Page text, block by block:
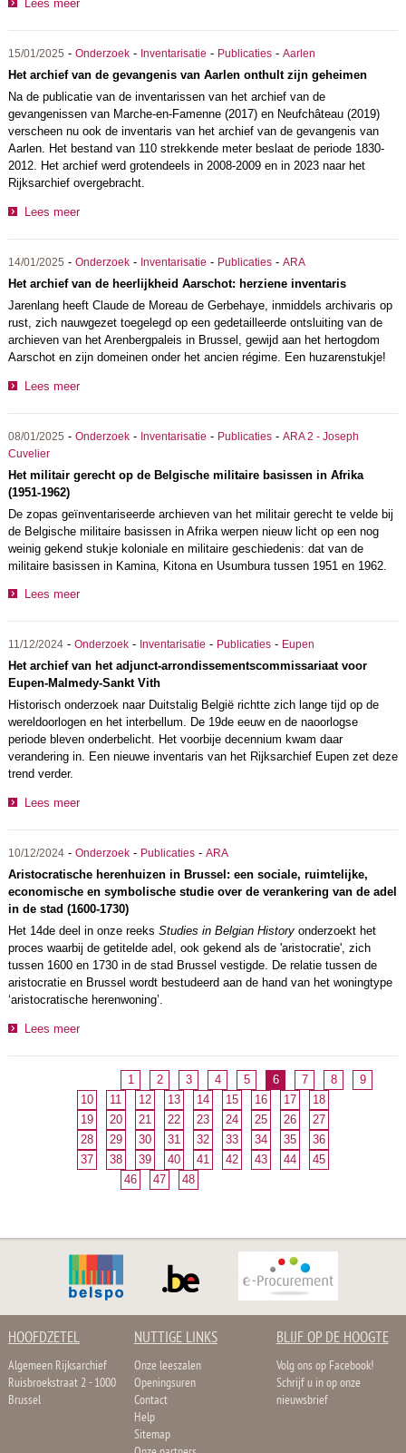
Lees meer
15/01/2025 - Onderzoek- Inventarisatie - Publicaties- Aarlen
Het archief van de gevangenis van Aarlen onthult zijn geheimen
Na de publicatie van de inventarissen van het archief van de
gevangenissen van Marche-en-Famenne (2017) en Neufchâteau (2019)
verscheen nu ook de inventaris van het archief van de gevangenis van
Aarlen. Het bestand van 110 strekkende meter beslaat de periode 1830-
2012. Het archief werd grotendeels in 2008-2009 en in 2023 naar het
Rijksarchief overgebracht.
Lees meer
14/01/2025 - Onderzoek- Inventarisatie - Publicaties- ARA
Het archief van de heerlijkheid Aarschot: herziene inventaris
Jarenlang heeft Claude de Moreau de Gerbehaye, inmiddels archivaris op
rust, zich nauwgezet toegelegd op een gedetailleerde ontsluiting van de
archieven van het Arenbergpaleis in Brussel, gewijd aan het hertogdom
Aarschot en zijn domeinen onder het ancien régime. Een huzarenstukje!
Lees meer
08/01/2025 - Onderzoek- Inventarisatie - Publicaties- ARA 2 - Joseph
Cuvelier
Het militair gerecht op de Belgische militaire basissen in Afrika
(1951-1962)
De zopas geïnventariseerde archieven van het militair gerecht te velde bij
de Belgische militaire basissen in Afrika werpen nieuw licht op een nog
weinig gekend stukje koloniale en militaire geschiedenis: dat van de
militaire basissen in Kamina, Kitona en Usumbura tussen 1951 en 1962.
Lees meer
11/12/2024- Onderzoek- Inventarisatie - Publicaties- Eupen
Het archief van het adjunct-arrondissementscommissariaat voor
Eupen-Malmedy-Sankt Vith
Historisch onderzoek naar Duitstalig België richtte zich lange tijd op de
wereldoorlogen en het interbellum. De 19de eeuw en de naoorlogse
periode bleven onderbelicht. Het voorbije decennium kwam daar
verandering in. Een nieuwe inventaris van het Rijksarchief Eupen zet deze
trend verder.
Lees meer
10/12/2024- Onderzoek- Publicaties- ARA
Aristocratische herenhuizen in Brussel: een sociale, ruimtelijke,
economische en symbolische studie over de verankering van de adel
in de stad (1600-1730)
Het 14de deel in onze reeks Studies in Belgian History onderzoekt het
proces waarbij de getitelde adel, ook gekend als de 'aristocratie', zich
tussen 1600 en 1730 in de stad Brussel vestigde. De relatie tussen de
aristocratie en Brussel wordt bestudeerd aan de hand van het woningtype
‘aristocratische herenwoning’.
Lees meer
1 2 3 4 5 6 7 8
9
10
11 12 13 14 15 16 17
18
19
20 21 22 23 24 25 26
27
28
29 30 31 32 33 34 35
36
37
38 39 40 41 42 43 44
45
46
47 48
HOOFDZETEL
Algemeen Rijksarchief
Ruisbroekstraat 2 - 1000
Brussel
NUTTIGE LINKS
Onze leeszalen
Openingsuren
Contact
Help
Sitemap
BLIJF OP DE HOOGTE
Volg ons op Facebook!
Schrijf u in op onze
nieuwsbrief